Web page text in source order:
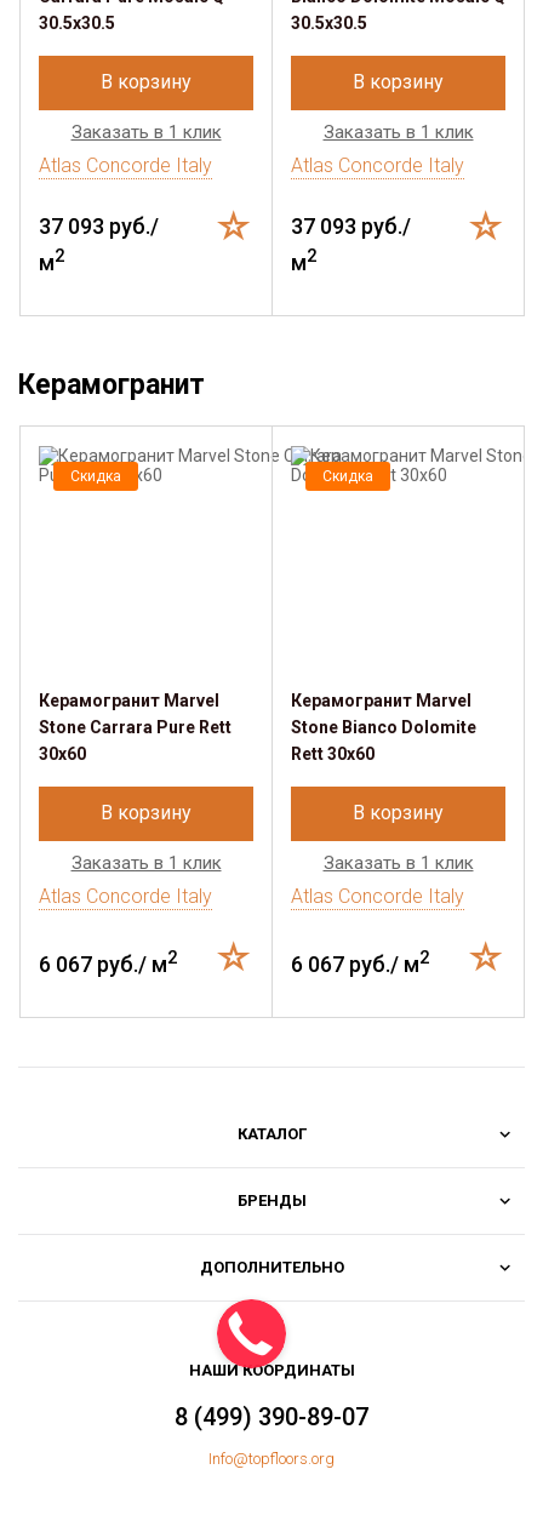
30.5x30.5
В корзину
Заказать в 1 клик
Atlas Concorde Italy
37 093 руб./
м2
30.5x30.5
В корзину
Заказать в 1 клик
Atlas Concorde Italy
37 093 руб./
м2
Керамогранит
Скидка
Керамогранит Marvel
Stone Carrara Pure Rett
30x60
В корзину
Заказать в 1 клик
Atlas Concorde Italy
6 067 руб./ м2
Скидка
Керамогранит Marvel
Stone Bianco Dolomite
Rett 30x60
В корзину
Заказать в 1 клик
Atlas Concorde Italy
6 067 руб./ м2
КАТАЛОГ
БРЕНДЫ
ДОПОЛНИТЕЛЬНО
НАШИ КООРДИНАТЫ
8 (499) 390-89-07
Info@topfloors.org